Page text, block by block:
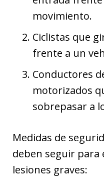
movimiento.
Ciclistas que
frente a un
Conductores
motorizados
sobrepasar a
Medidas de
deben seguir para
lesiones graves: